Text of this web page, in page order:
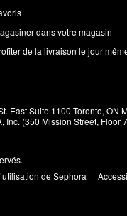
dans votre magasin
de la livraison le jour
East Suite 1100 Toronto,
(350 Mission Street, Floor
de Sephora